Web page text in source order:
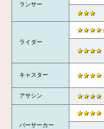
ランサー
★★★
ライダー
★★★★
キャスター ★★★★
アサシン ★★★★
バーサーカー
★★★★